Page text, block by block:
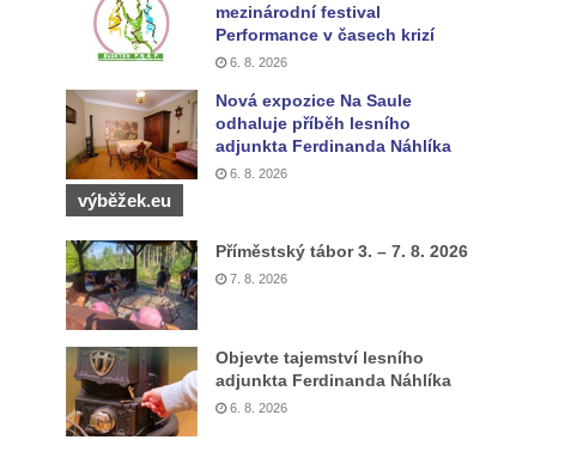
mezinárodní festival
Performance v časech krizí
6. 8. 2026
Nová expozice Na Saule
odhaluje příběh lesního
adjunkta Ferdinanda Náhlíka
6. 8. 2026
výběžek.eu
Příměstský tábor 3. – 7. 8. 2026
7. 8. 2026
Objevte tajemství lesního
adjunkta Ferdinanda Náhlíka
6. 8. 2026